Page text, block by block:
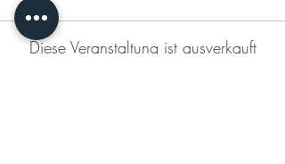
Diese Veranstaltung ist ausverkauft